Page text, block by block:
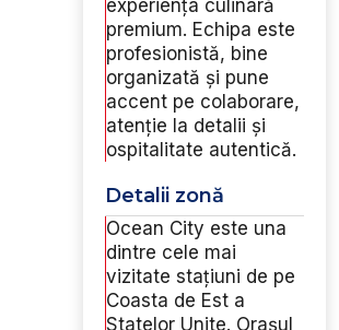
experiența culinară
premium. Echipa este
profesionistă, bine
organizată și pune
accent pe colaborare,
atenție la detalii și
ospitalitate autentică.
Detalii zonă
Ocean City este una
dintre cele mai
vizitate stațiuni de pe
Coasta de Est a
Statelor Unite. Orașul